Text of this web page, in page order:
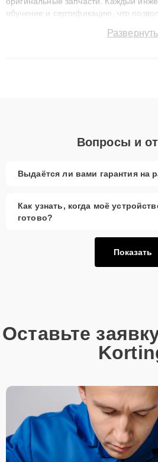
обучение и сертификацию, что
сохранением гарантии до 3 лет.
Развернуть
Вопросы и
Выдаётся ли вами гарантия на
Как узнать, когда моё
готово?
Показать
Оставьте